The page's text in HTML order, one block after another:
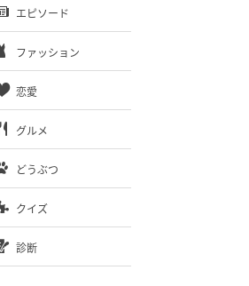
エピソード
ファッション
恋愛
グルメ
どうぶつ
クイズ
診断